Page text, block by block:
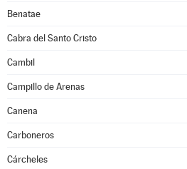
Benatae
Cabra del Santo Cristo
Cambil
Campillo de Arenas
Canena
Carboneros
Cárcheles